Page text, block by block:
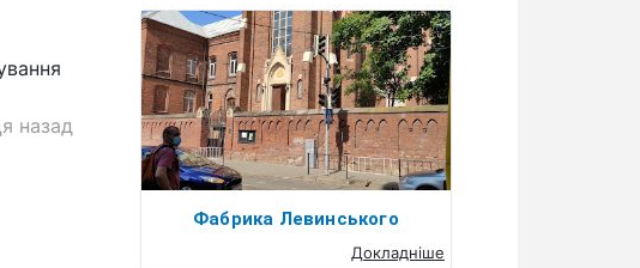
назад
Фабрика Левинського
Докладніше